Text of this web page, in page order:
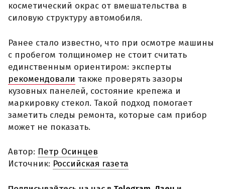
косметический окрас от вмешательства в
силовую структуру автомобиля.
Ранее стало известно, что при осмотре машины
с пробегом толщиномер не стоит считать
единственным ориентиром: эксперты
рекомендовали также проверять зазоры
кузовных панелей, состояние крепежа и
маркировку стекол. Такой подход помогает
заметить следы ремонта, которые сам прибор
может не показать.
Автор: Петр Осинцев
Источник: Российская газета